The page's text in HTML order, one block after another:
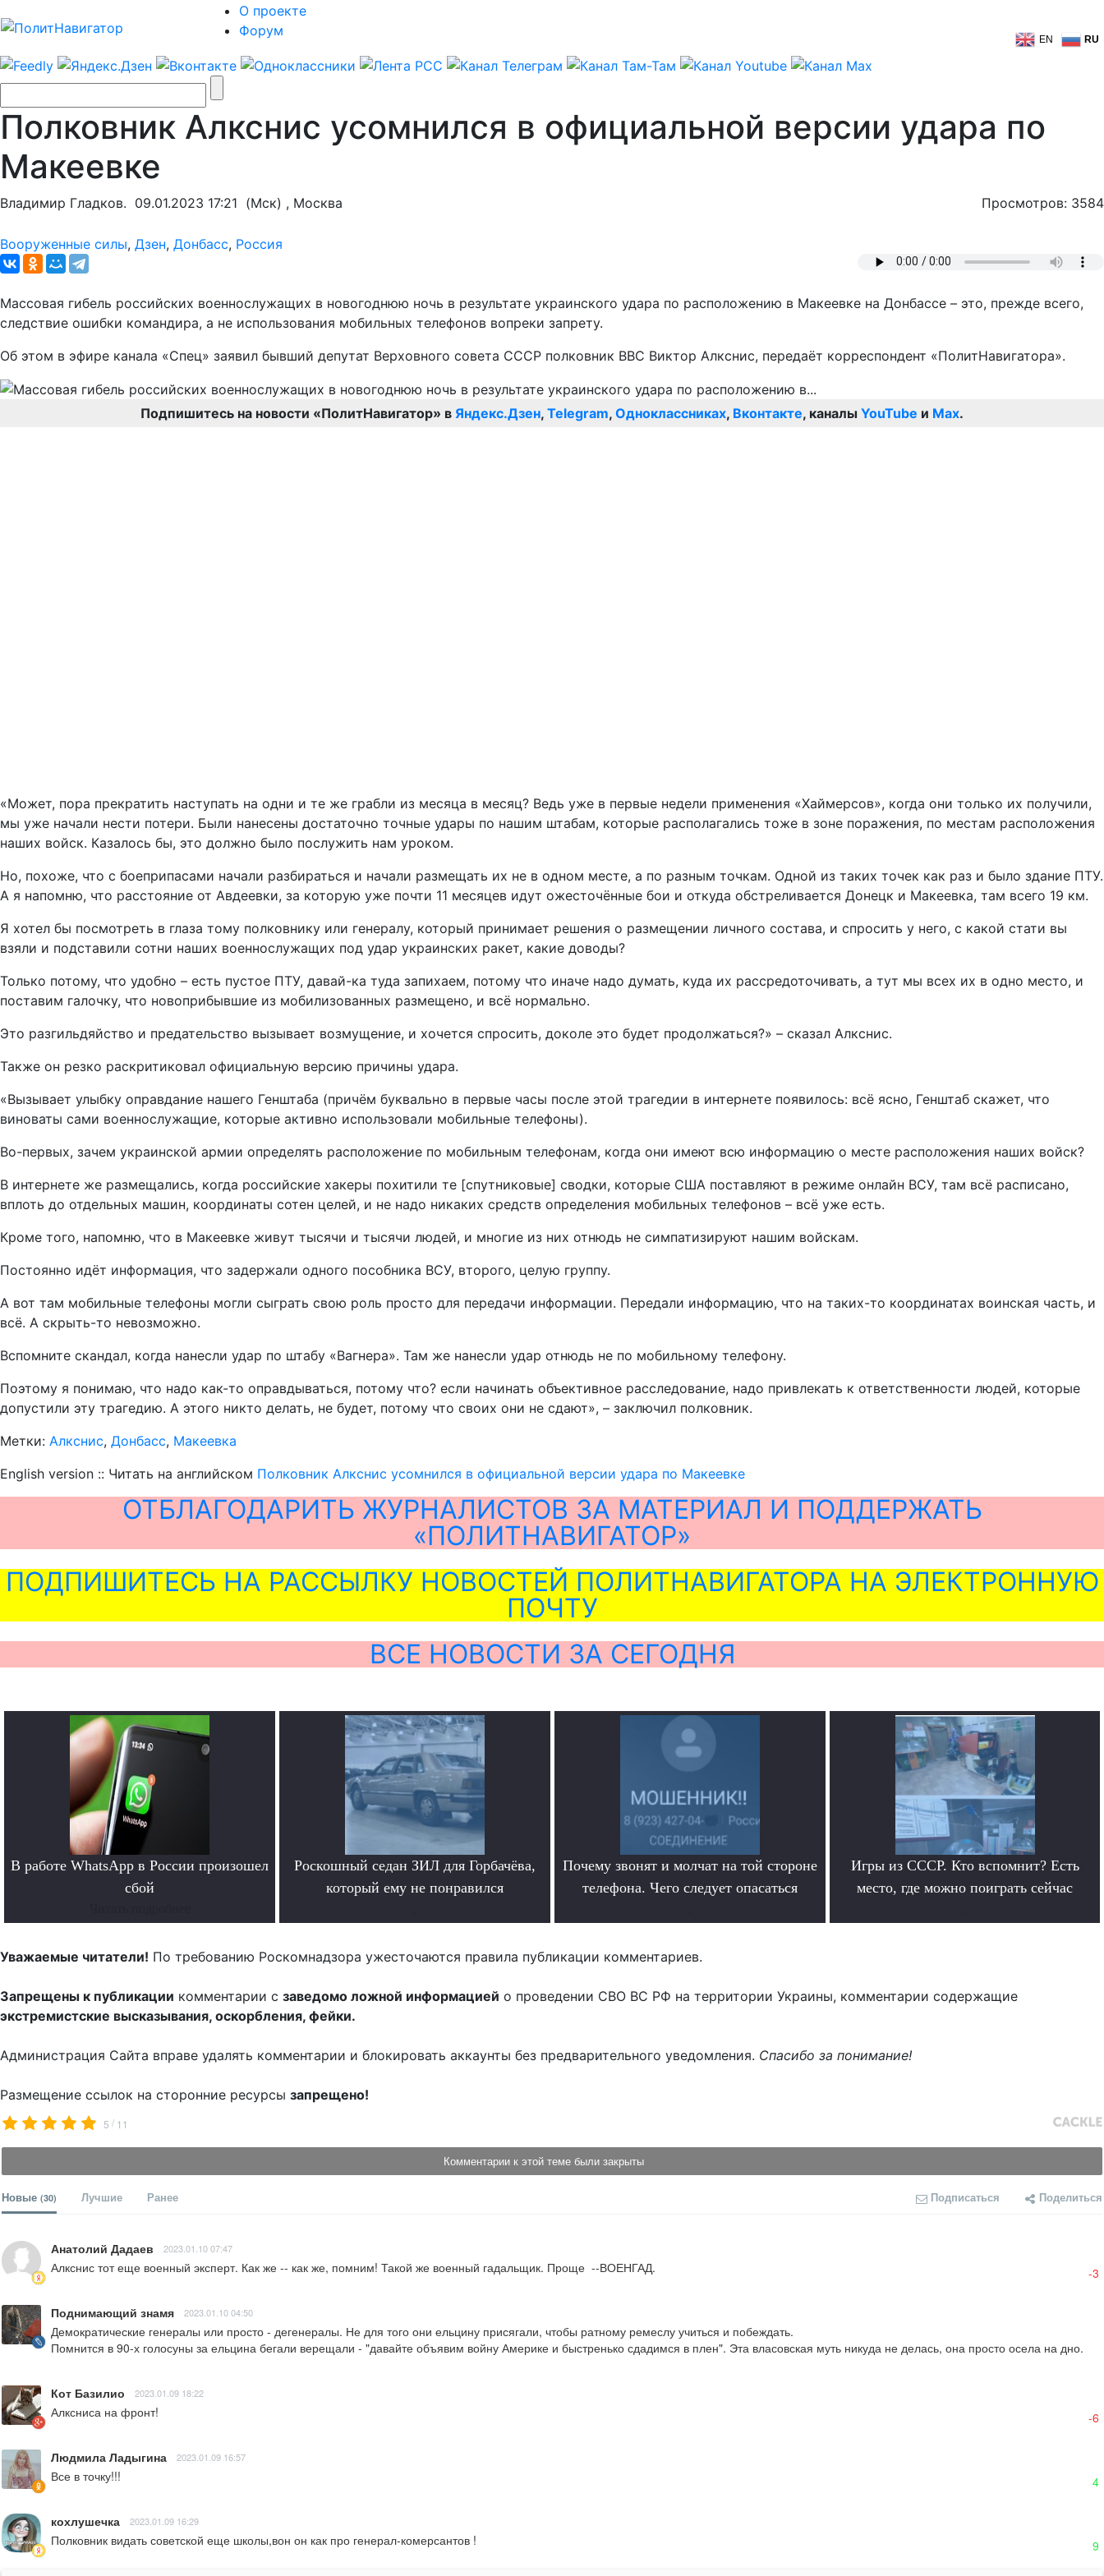
О проекте
Форум
EN RU
Полковник Алкснис усомнился в официальной версии удара по
Макеевке
Владимир Гладков. 09.01.2023 17:21 (Мск) , Москва Просмотров: 3584
Вооруженные силы, Дзен, Донбасс, Россия
Массовая гибель российских военнослужащих в новогоднюю ночь в результате украинского удара по расположению в Макеевке на Донбассе – это, прежде всего,
следствие ошибки командира, а не использования мобильных телефонов вопреки запрету.
Об этом в эфире канала «Спец» заявил бывший депутат Верховного совета СССР полковник ВВС Виктор Алкснис, передаёт корреспондент «ПолитНавигатора».
Подпишитесь на новости «ПолитНавигатор» в Яндекс.Дзен, Telegram, Одноклассниках, Вконтакте, каналы YouTube и Max.
«Может, пора прекратить наступать на одни и те же грабли из месяца в месяц? Ведь уже в первые недели применения «Хаймерсов», когда они только их получили,
мы уже начали нести потери. Были нанесены достаточно точные удары по нашим штабам, которые располагались тоже в зоне поражения, по местам расположения
наших войск. Казалось бы, это должно было послужить нам уроком.
Но, похоже, что с боеприпасами начали разбираться и начали размещать их не в одном месте, а по разным точкам. Одной из таких точек как раз и было здание ПТУ.
А я напомню, что расстояние от Авдеевки, за которую уже почти 11 месяцев идут ожесточённые бои и откуда обстреливается Донецк и Макеевка, там всего 19 км.
Я хотел бы посмотреть в глаза тому полковнику или генералу, который принимает решения о размещении личного состава, и спросить у него, с какой стати вы
взяли и подставили сотни наших военнослужащих под удар украинских ракет, какие доводы?
Только потому, что удобно – есть пустое ПТУ, давай-ка туда запихаем, потому что иначе надо думать, куда их рассредоточивать, а тут мы всех их в одно место, и
поставим галочку, что новоприбывшие из мобилизованных размещено, и всё нормально.
Это разгильдяйство и предательство вызывает возмущение, и хочется спросить, доколе это будет продолжаться?» – сказал Алкснис.
Также он резко раскритиковал официальную версию причины удара.
«Вызывает улыбку оправдание нашего Генштаба (причём буквально в первые часы после этой трагедии в интернете появилось: всё ясно, Генштаб скажет, что
виноваты сами военнослужащие, которые активно использовали мобильные телефоны).
Во-первых, зачем украинской армии определять расположение по мобильным телефонам, когда они имеют всю информацию о месте расположения наших войск?
В интернете же размещались, когда российские хакеры похитили те [спутниковые] сводки, которые США поставляют в режиме онлайн ВСУ, там всё расписано,
вплоть до отдельных машин, координаты сотен целей, и не надо никаких средств определения мобильных телефонов – всё уже есть.
Кроме того, напомню, что в Макеевке живут тысячи и тысячи людей, и многие из них отнюдь не симпатизируют нашим войскам.
Постоянно идёт информация, что задержали одного пособника ВСУ, второго, целую группу.
А вот там мобильные телефоны могли сыграть свою роль просто для передачи информации. Передали информацию, что на таких-то координатах воинская часть, и
всё. А скрыть-то невозможно.
Вспомните скандал, когда нанесли удар по штабу «Вагнера». Там же нанесли удар отнюдь не по мобильному телефону.
Поэтому я понимаю, что надо как-то оправдываться, потому что? если начинать объективное расследование, надо привлекать к ответственности людей, которые
допустили эту трагедию. А этого никто делать, не будет, потому что своих они не сдают», – заключил полковник.
Метки: Алкснис, Донбасс, Макеевка
English version :: Читать на английском Полковник Алкснис усомнился в официальной версии удара по Макеевке
ОТБЛАГОДАРИТЬ ЖУРНАЛИСТОВ ЗА МАТЕРИАЛ И ПОДДЕРЖАТЬ
«ПОЛИТНАВИГАТОР»
ПОДПИШИТЕСЬ НА РАССЫЛКУ НОВОСТЕЙ ПОЛИТНАВИГАТОРА НА ЭЛЕКТРОННУЮ
ПОЧТУ
ВСЕ НОВОСТИ ЗА СЕГОДНЯ
В работе WhatsApp в России произошел
сбой
Роскошный седан ЗИЛ для Горбачёва,
который ему не понравился
Почему звонят и молчат на той стороне
телефона. Чего следует опасаться
Игры из СССР. Кто вспомнит? Есть
место, где можно поиграть сейчас
Уважаемые читатели! По требованию Роскомнадзора ужесточаются правила публикации комментариев.
Запрещены к публикации комментарии с заведомо ложной информацией о проведении СВО ВС РФ на территории Украины, комментарии содержащие
экстремистские высказывания, оскорбления, фейки.
Администрация Сайта вправе удалять комментарии и блокировать аккаунты без предварительного уведомления. Спасибо за понимание!
Размещение ссылок на сторонние ресурсы запрещено!
5 / 11
Комментарии к этой теме были закрыты
Новые (30) Лучшие Ранее Подписаться Поделиться
Анатолий Дадаев 2023.01.10 07:47
Алкснис тот еще военный эксперт. Как же -- как же, помним! Такой же военный гадальщик. Проще  --ВОЕНГАД. -3
Поднимающий знамя 2023.01.10 04:50
Демократические генералы или просто - дегенералы. Не для того они ельцину присягали, чтобы ратному ремеслу учиться и побеждать.
Помнится в 90-х голосуны за ельцина бегали верещали - "давайте объявим войну Америке и быстренько сдадимся в плен". Эта власовская муть никуда не делась, она просто осела на дно.
Кот Базилио 2023.01.09 18:22
Алксниса на фронт! -6
Людмила Ладыгина 2023.01.09 16:57
Все в точку!!! 4
кохлушечка 2023.01.09 16:29
Полковник видать советской еще школы,вон он как про генерал-комерсантов ! 9